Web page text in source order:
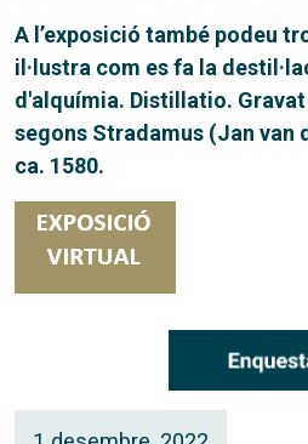
A l’exposició també podeu
il·lustra com es fa la
d'alquímia. Distillatio.
segons Stradamus (Jan van
ca. 1580.